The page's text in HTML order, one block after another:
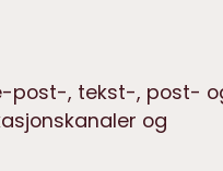
post-, tekst-, post-
og